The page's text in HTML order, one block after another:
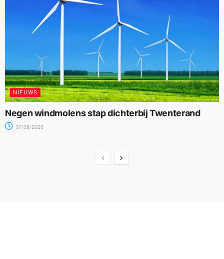
NIEUWS
Negen windmolens stap dichterbij Twenterand
07/08/2026